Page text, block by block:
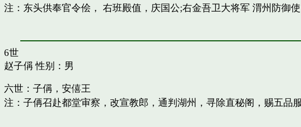
注：东头供奉官令侩， 右班殿值，庆国公;右金吾卫大将军 渭州防御使
6世
赵子偁性别：男
六世：子偁，安僖王
注：子侢召赴都堂审察，改宣教郎，通判湖州，寻除直秘阁，赐五品